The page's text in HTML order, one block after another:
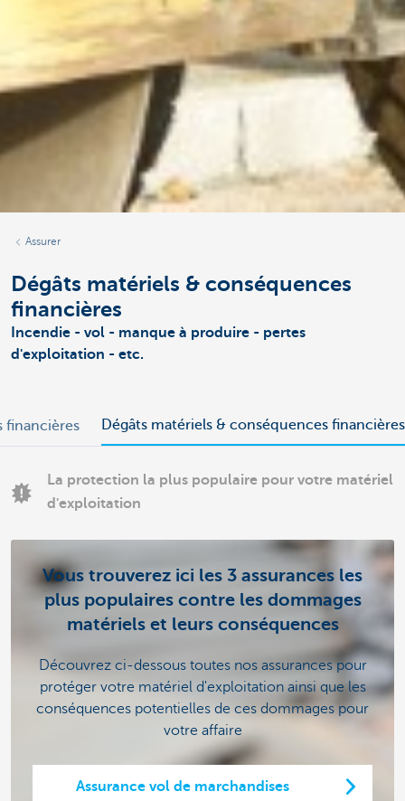
Assurer
Dégâts matériels & conséquences
financières
Incendie - vol - manque à produire - pertes
d'exploitation - etc.
financières Dégâts matériels & conséquences financières
La protection la plus populaire pour votre matériel
d'exploitation
Vous trouverez ici les 3 assurances les
plus populaires contre les dommages
matériels et leurs conséquences
Découvrez ci-dessous toutes nos assurances pour
protéger votre matériel d'exploitation ainsi que les
conséquences potentielles de ces dommages pour
votre affaire
Assurance vol de marchandises